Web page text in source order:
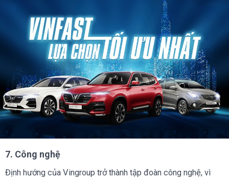
7. Công nghệ
Định hướng của Vingroup trở thành tập đoàn công nghệ, vì